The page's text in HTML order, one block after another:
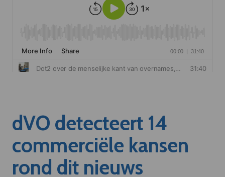
dVO detecteert 14
commerciële kansen
rond dit nieuws